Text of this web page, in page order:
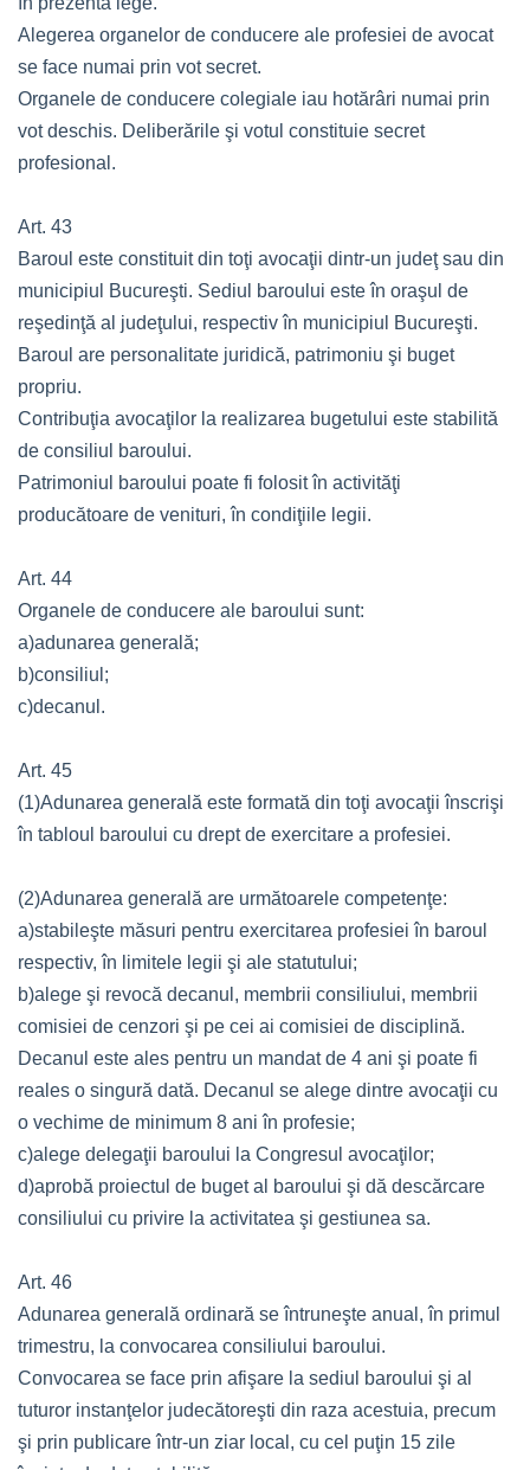
Alegerea organelor de conducere ale profesiei de avocat
se face numai prin vot secret.
Organele de conducere colegiale iau hotărâri numai prin
vot deschis. Deliberările şi votul constituie secret
profesional.
Art. 43
Baroul este constituit din toţi avocaţii dintr-un judeţ sau din
municipiul Bucureşti. Sediul baroului este în oraşul de
reşedinţă al judeţului, respectiv în municipiul Bucureşti.
Baroul are personalitate juridică, patrimoniu şi buget
propriu.
Contribuţia avocaţilor la realizarea bugetului este stabilită
de consiliul baroului.
Patrimoniul baroului poate fi folosit în activităţi
producătoare de venituri, în condiţiile legii.
Art. 44
Organele de conducere ale baroului sunt:
a)adunarea generală;
b)consiliul;
c)decanul.
Art. 45
(1)Adunarea generală este formată din toţi avocaţii înscrişi
în tabloul baroului cu drept de exercitare a profesiei.
(2)Adunarea generală are următoarele competenţe:
a)stabileşte măsuri pentru exercitarea profesiei în baroul
respectiv, în limitele legii şi ale statutului;
b)alege şi revocă decanul, membrii consiliului, membrii
comisiei de cenzori şi pe cei ai comisiei de disciplină.
Decanul este ales pentru un mandat de 4 ani şi poate fi
reales o singură dată. Decanul se alege dintre avocaţii cu
o vechime de minimum 8 ani în profesie;
c)alege delegaţii baroului la Congresul avocaţilor;
d)aprobă proiectul de buget al baroului şi dă descărcare
consiliului cu privire la activitatea şi gestiunea sa.
Art. 46
Adunarea generală ordinară se întruneşte anual, în primul
trimestru, la convocarea consiliului baroului.
Convocarea se face prin afişare la sediul baroului şi al
tuturor instanţelor judecătoreşti din raza acestuia, precum
şi prin publicare într-un ziar local, cu cel puţin 15 zile